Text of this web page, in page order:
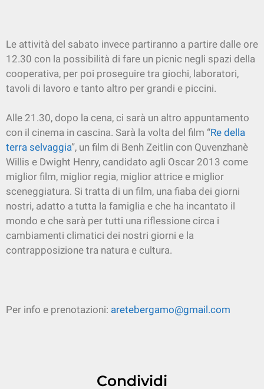
Le attività del sabato invece partiranno a partire dalle ore
12.30 con la possibilità di fare un picnic negli spazi della
cooperativa, per poi proseguire tra giochi, laboratori,
tavoli di lavoro e tanto altro per grandi e piccini.
Alle 21.30, dopo la cena, ci sarà un altro appuntamento
con il cinema in cascina. Sarà la volta del film “Re della
terra selvaggia”, un film di Benh Zeitlin con Quvenzhanè
Willis e Dwight Henry, candidato agli Oscar 2013 come
miglior film, miglior regia, miglior attrice e miglior
sceneggiatura. Si tratta di un film, una fiaba dei giorni
nostri, adatto a tutta la famiglia e che ha incantato il
mondo e che sarà per tutti una riflessione circa i
cambiamenti climatici dei nostri giorni e la
contrapposizione tra natura e cultura.
Per info e prenotazioni: aretebergamo@gmail.com
Condividi